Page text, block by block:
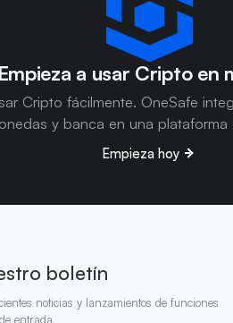
Empieza a usar Cripto en
Cripto fácilmente. OneSafe
y banca en una plataforma
Empieza hoy
boletín
noticias y lanzamientos de funciones
entrada